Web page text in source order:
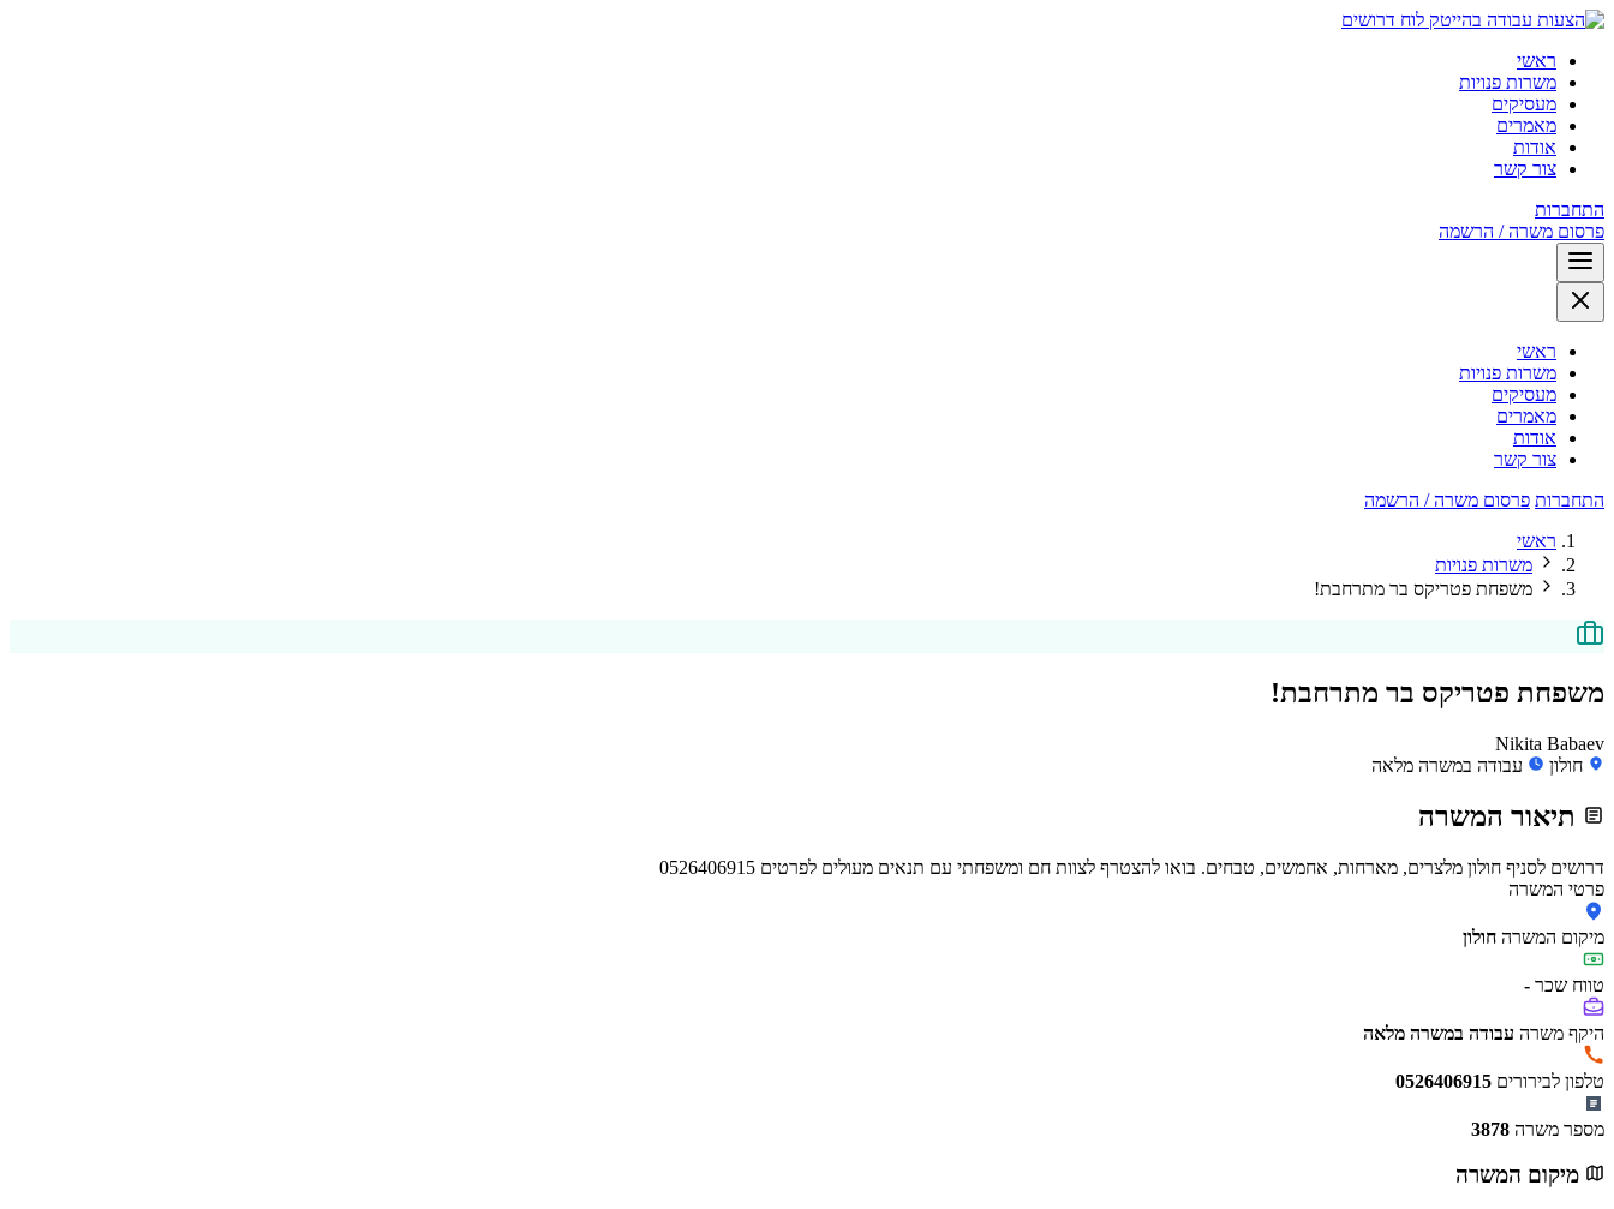
לוח דרושים
ראשי
משרות פנויות
מעסיקים
מאמרים
אודות
צור קשר
התחברות
פרסום משרה / הרשמה
ראשי
משרות פנויות
מעסיקים
מאמרים
אודות
צור קשר
התחברות פרסום משרה / הרשמה
ראשי
משרות פנויות
משפחת פטריקס בר מתרחבת!
משפחת פטריקס בר מתרחבת!
Nikita Babaev
חולון
עבודה במשרה מלאה
תיאור המשרה
דרושים לסניף חולון מלצרים, מארחות, אחמשים, טבחים. בואו להצטרף לצוות חם ומשפחתי עם תנאים מעולים לפרטים 0526406915
פרטי המשרה
מיקום המשרה חולון
טווח שכר -
היקף משרה עבודה במשרה מלאה
טלפון לבירורים 0526406915
מספר משרה 3878
מיקום המשרה